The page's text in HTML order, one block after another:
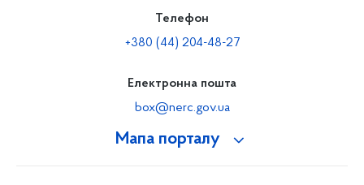
Мапа порталу
Телефон
+380 (44) 204-48-27
Електронна пошта
box@nerc.gov.ua